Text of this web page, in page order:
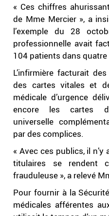
« Ces chiffres
de Mme Mercier », a
l’exemple du 28
professionnelle avait
104 patients dans
L’infirmière facturait
des cartes vitales et
médicale d’urgence
encore les cartes
universelle
par des complices.
« Avec ces publics, il
titulaires se rendent
frauduleuse », a relevé
Pour fournir à la
médicales afférentes